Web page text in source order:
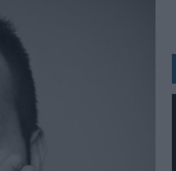
GLOBAL DE MARCA
EL SECTOR ASEGURADOR 2026